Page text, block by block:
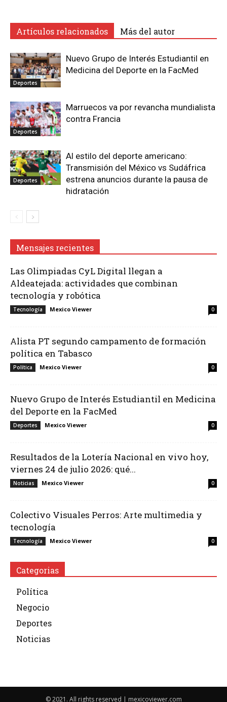
Artículos relacionados Más del autor
Deportes
Nuevo Grupo de Interés Estudiantil en
Medicina del Deporte en la FacMed
Deportes
Marruecos va por revancha mundialista
contra Francia
Deportes
Al estilo del deporte americano:
Transmisión del México vs Sudáfrica
estrena anuncios durante la pausa de
hidratación
Mensajes recientes
Las Olimpiadas CyL Digital llegan a
Aldeatejada: actividades que combinan
tecnología y robótica
Tecnología Mexico Viewer 0
Alista PT segundo campamento de formación
política en Tabasco
Política Mexico Viewer 0
Nuevo Grupo de Interés Estudiantil en Medicina
del Deporte en la FacMed
Deportes Mexico Viewer 0
Resultados de la Lotería Nacional en vivo hoy,
viernes 24 de julio 2026: qué...
Noticias Mexico Viewer 0
Colectivo Visuales Perros: Arte multimedia y
tecnología
Tecnología Mexico Viewer 0
Categorias
Política
Negocio
Deportes
Noticias
© 2021. All rights reserved | mexicoviewer.com